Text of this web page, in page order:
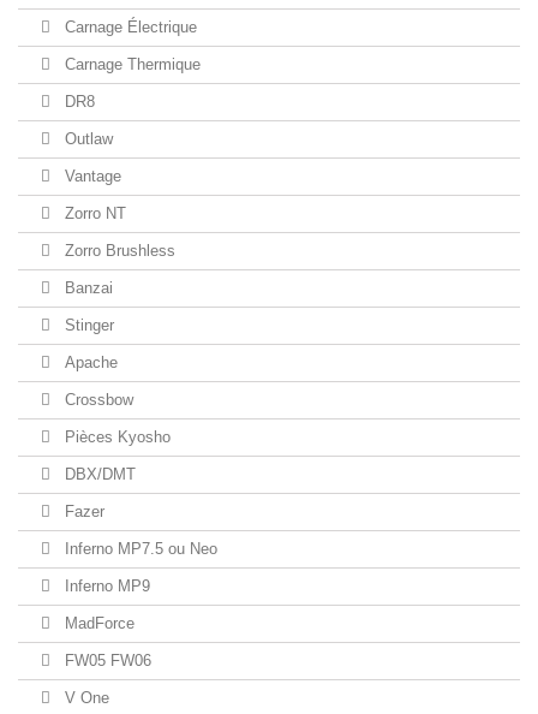
Carnage Électrique
Carnage Thermique
DR8
Outlaw
Vantage
Zorro NT
Zorro Brushless
Banzai
Stinger
Apache
Crossbow
Pièces Kyosho
DBX/DMT
Fazer
Inferno MP7.5 ou Neo
Inferno MP9
MadForce
FW05 FW06
V One